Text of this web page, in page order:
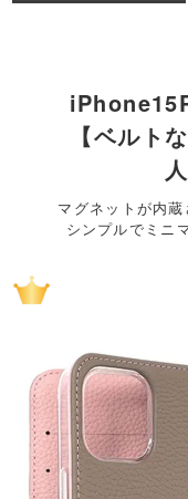
【ベルト
マグネットが内
シンプルでミニ